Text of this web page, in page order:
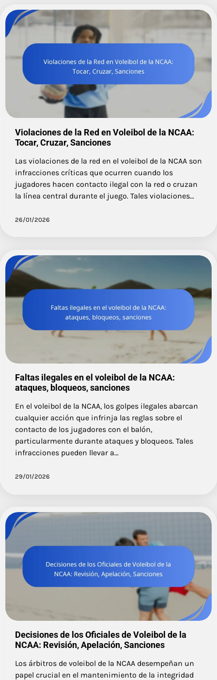
Violaciones de la Red en Voleibol de la NCAA:
Tocar, Cruzar, Sanciones
Las violaciones de la red en el voleibol de la NCAA son
infracciones críticas que ocurren cuando los
jugadores hacen contacto ilegal con la red o cruzan
la línea central durante el juego. Tales violaciones…
26/01/2026
Faltas ilegales en el voleibol de la NCAA:
ataques, bloqueos, sanciones
En el voleibol de la NCAA, los golpes ilegales abarcan
cualquier acción que infrinja las reglas sobre el
contacto de los jugadores con el balón,
particularmente durante ataques y bloqueos. Tales
infracciones pueden llevar a…
29/01/2026
Decisiones de los Oficiales de Voleibol de la
NCAA: Revisión, Apelación, Sanciones
Los árbitros de voleibol de la NCAA desempeñan un
papel crucial en el mantenimiento de la integridad